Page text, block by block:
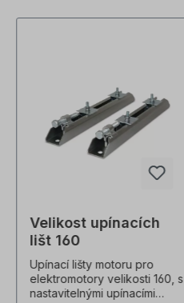
Velikost upínacích
lišt 160
Upínací lišty motoru pro
elektromotory velikosti 160, s
nastavitelnými upínacími